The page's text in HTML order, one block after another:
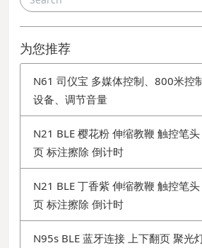
为您推荐
N61 司仪宝 多媒体控制、800米控
设备、调节音量
N21 BLE 樱花粉 伸缩教鞭 触控笔
页 标注擦除 倒计时
N21 BLE 丁香紫 伸缩教鞭 触控笔
页 标注擦除 倒计时
N95s BLE 蓝牙连接 上下翻页 聚光